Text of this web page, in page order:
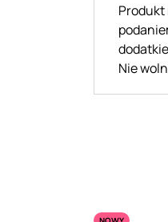
Produkt
Nie